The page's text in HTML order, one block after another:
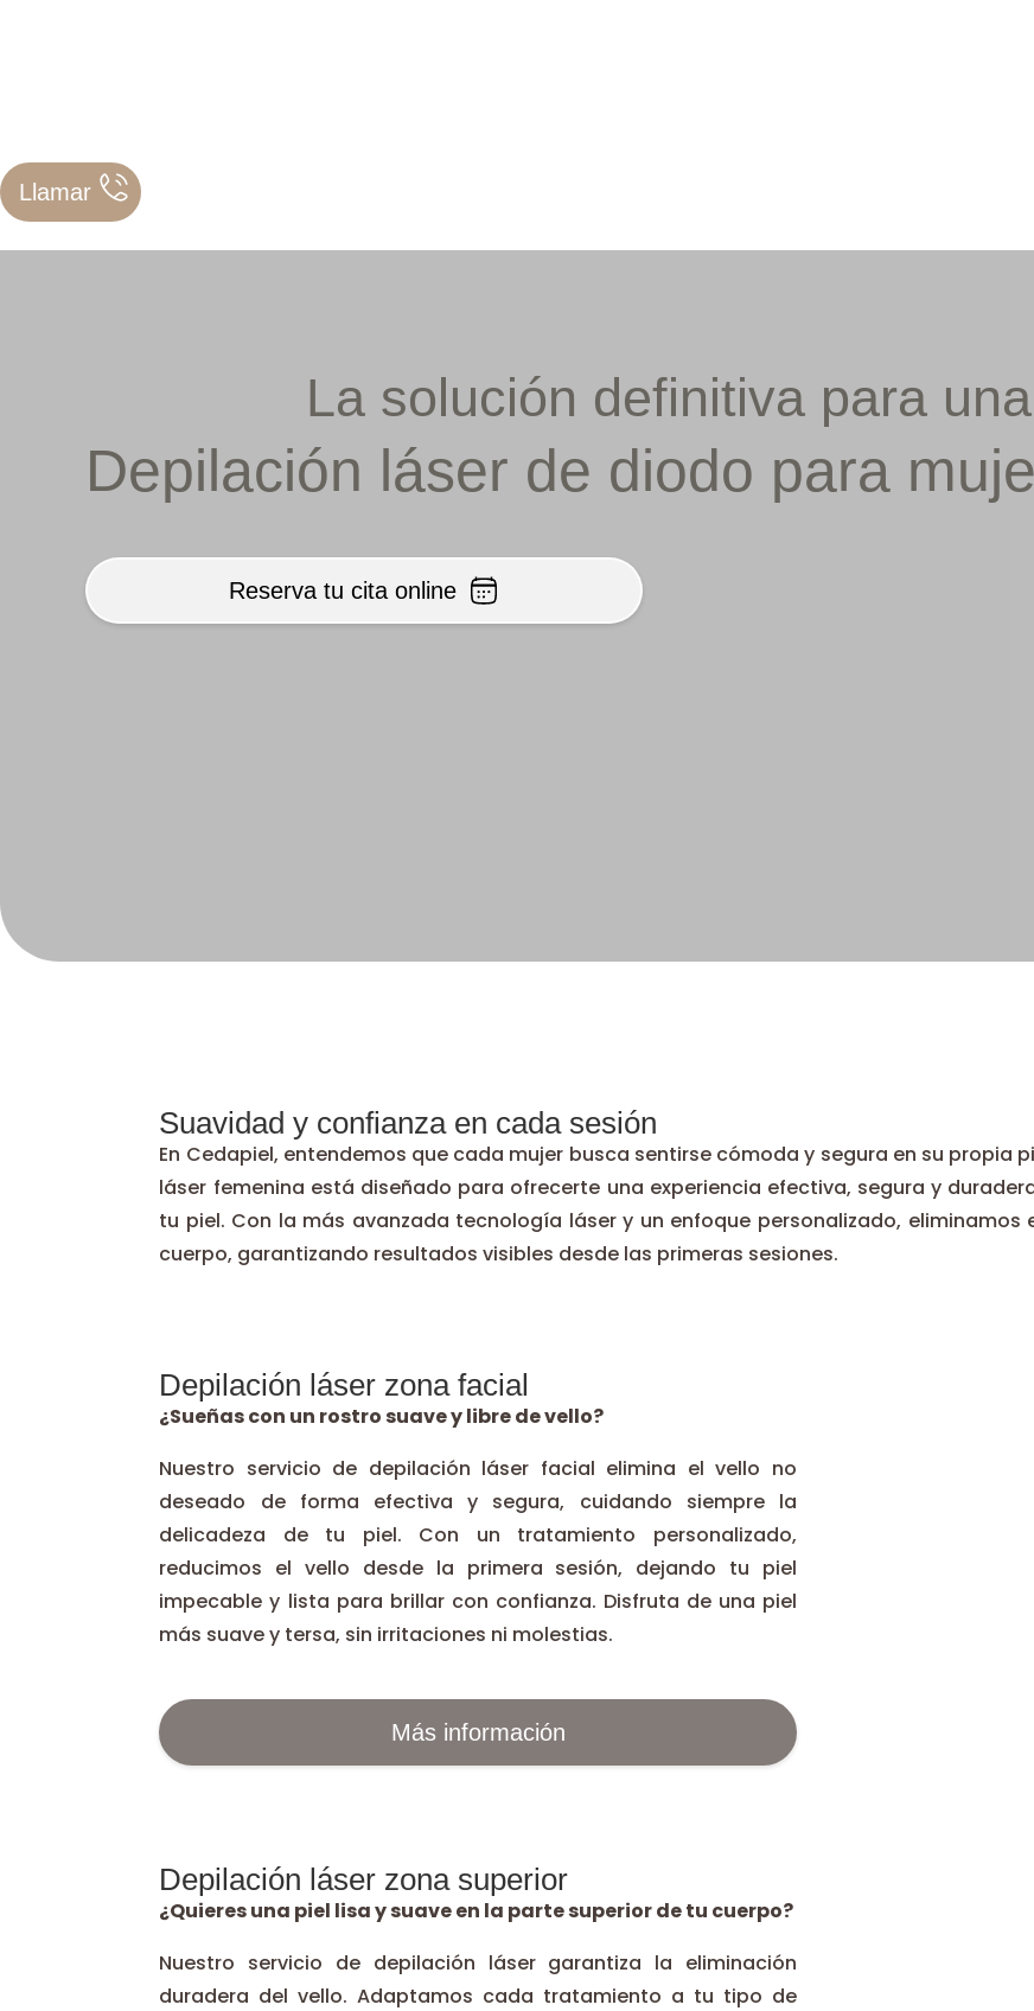
Llamar
La solución definitiva para
Depilación láser de diodo para
Reserva tu cita online
Suavidad y confianza en cada sesión
En Cedapiel, entendemos que cada mujer busca sentirse cómoda y segura en su propia
láser femenina está diseñado para ofrecerte una experiencia efectiva, segura y
tu piel. Con la más avanzada tecnología láser y un enfoque personalizado, eliminamos
cuerpo, garantizando resultados visibles desde las primeras sesiones.
Depilación láser zona facial
¿Sueñas con un rostro suave y libre de vello?
Nuestro servicio de depilación láser facial elimina el vello no
deseado de forma efectiva y segura, cuidando siempre la
delicadeza de tu piel. Con un tratamiento personalizado,
reducimos el vello desde la primera sesión, dejando tu piel
impecable y lista para brillar con confianza. Disfruta de una piel
más suave y tersa, sin irritaciones ni molestias.
Más información
Depilación láser zona superior
¿Quieres una piel lisa y suave en la parte superior de tu cuerpo?
Nuestro servicio de depilación láser garantiza la eliminación
duradera del vello. Adaptamos cada tratamiento a tu tipo de